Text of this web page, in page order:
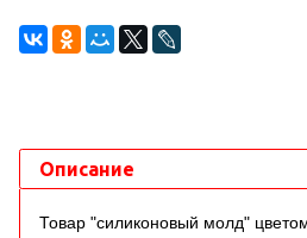
Описание
Товар "силиконовый молд"